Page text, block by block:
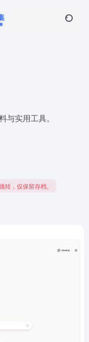
实用工具。
，仅保留存档。